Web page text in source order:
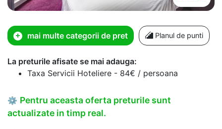
mai multe categorii de pret Planul de punti
La preturile afisate se mai adauga:
Taxa Servicii Hoteliere - 84€ / persoana
⚙ Pentru aceasta oferta preturile sunt
actualizate in timp real.